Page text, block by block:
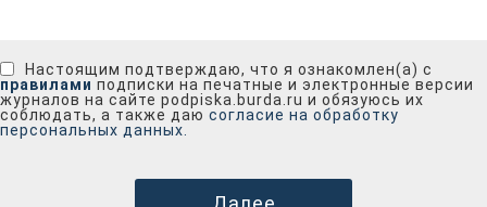
Настоящим подтверждаю, что я ознакомлен(а) с
правилами подписки на печатные и электронные версии
журналов на сайте podpiska.burda.ru и обязуюсь их
соблюдать, а также даю согласие на обработку
персональных данных.